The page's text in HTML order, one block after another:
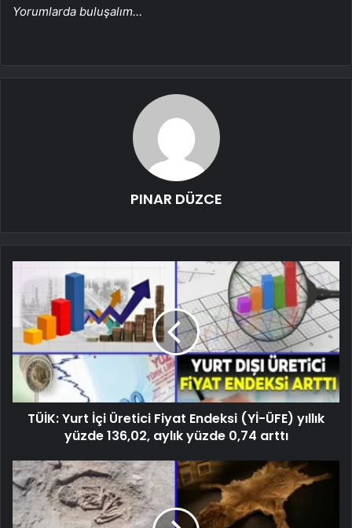
Yorumlarda buluşalım…
PINAR DÜZCE
TÜİK: Yurt İçi Üretici Fiyat Endeksi (Yİ-ÜFE) yıllık
yüzde 136,02, aylık yüzde 0,74 arttı